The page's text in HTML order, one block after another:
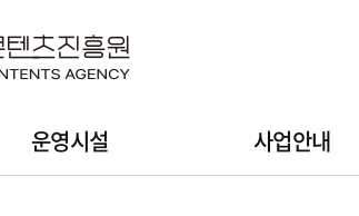
운영시설 사업안내